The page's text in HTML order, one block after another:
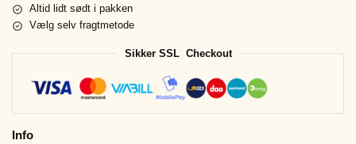
Altid lidt sødt i pakken
Vælg selv fragtmetode
Sikker SSL Checkout
Info